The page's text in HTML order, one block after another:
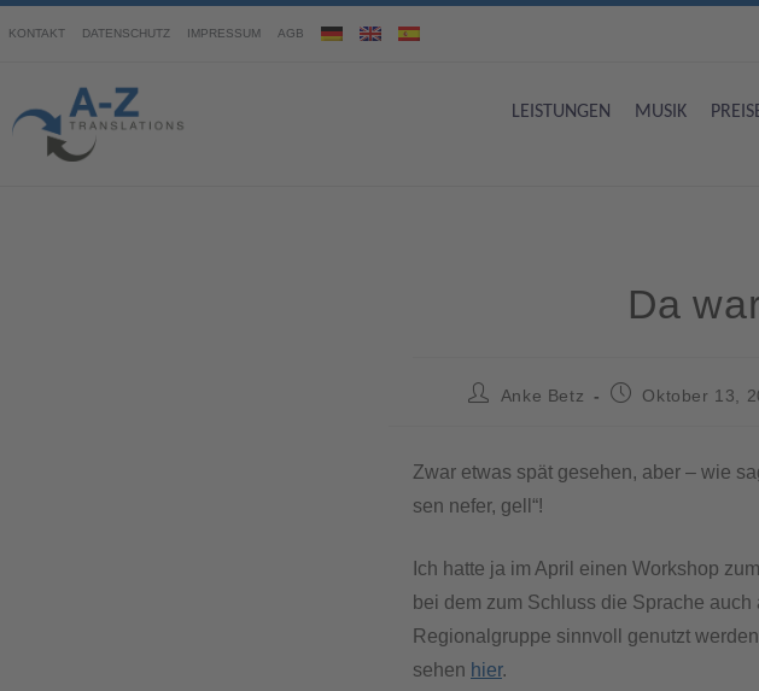
KONTAKT DATENSCHUTZ IMPRESSUM AGB
LEISTUNGEN MUSIK
Da
Anke Betz Oktober 13,
Zwar etwas spät gesehen, aber – wie
sen nefer, gell“!
Ich hatte ja im April einen Workshop
bei dem zum Schluss die Sprache
Regionalgruppe sinnvoll genutzt
sehen hier.